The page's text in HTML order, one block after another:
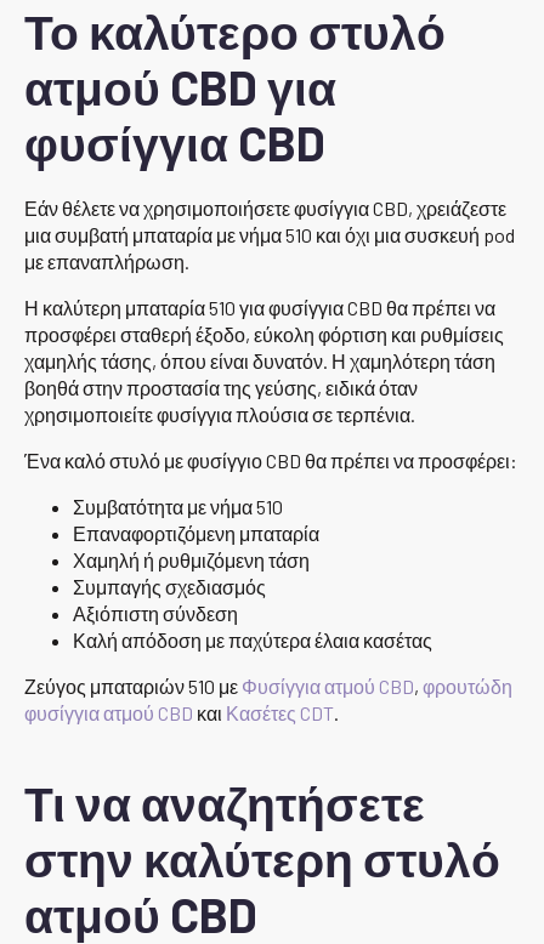
Το καλύτερο στυλό
ατμού CBD για
φυσίγγια CBD
Εάν θέλετε να χρησιμοποιήσετε φυσίγγια CBD, χρειάζεστε
μια συμβατή μπαταρία με νήμα 510 και όχι μια συσκευή pod
με επαναπλήρωση.
Η καλύτερη μπαταρία 510 για φυσίγγια CBD θα πρέπει να
προσφέρει σταθερή έξοδο, εύκολη φόρτιση και ρυθμίσεις
χαμηλής τάσης, όπου είναι δυνατόν. Η χαμηλότερη τάση
βοηθά στην προστασία της γεύσης, ειδικά όταν
χρησιμοποιείτε φυσίγγια πλούσια σε τερπένια.
Ένα καλό στυλό με φυσίγγιο CBD θα πρέπει να προσφέρει:
Συμβατότητα με νήμα 510
Επαναφορτιζόμενη μπαταρία
Χαμηλή ή ρυθμιζόμενη τάση
Συμπαγής σχεδιασμός
Αξιόπιστη σύνδεση
Καλή απόδοση με παχύτερα έλαια κασέτας
Ζεύγος μπαταριών 510 με Φυσίγγια ατμού CBD, φρουτώδη
φυσίγγια ατμού CBD και Κασέτες CDT.
Τι να αναζητήσετε
στην καλύτερη στυλό
ατμού CBD